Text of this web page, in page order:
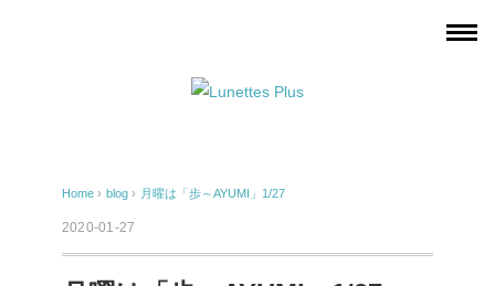
Home › blog › 月曜は「歩～AYUMI」1/27
2020-01-27